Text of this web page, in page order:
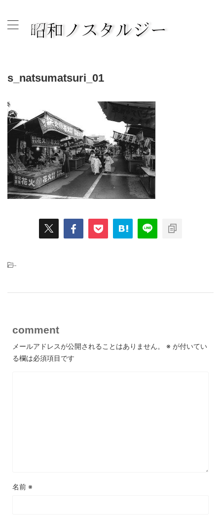
s_natsumatsuri_01
-
comment
メールアドレスが公開されることはありません。 ※ が付いてい
る欄は必須項目です
名前 ※